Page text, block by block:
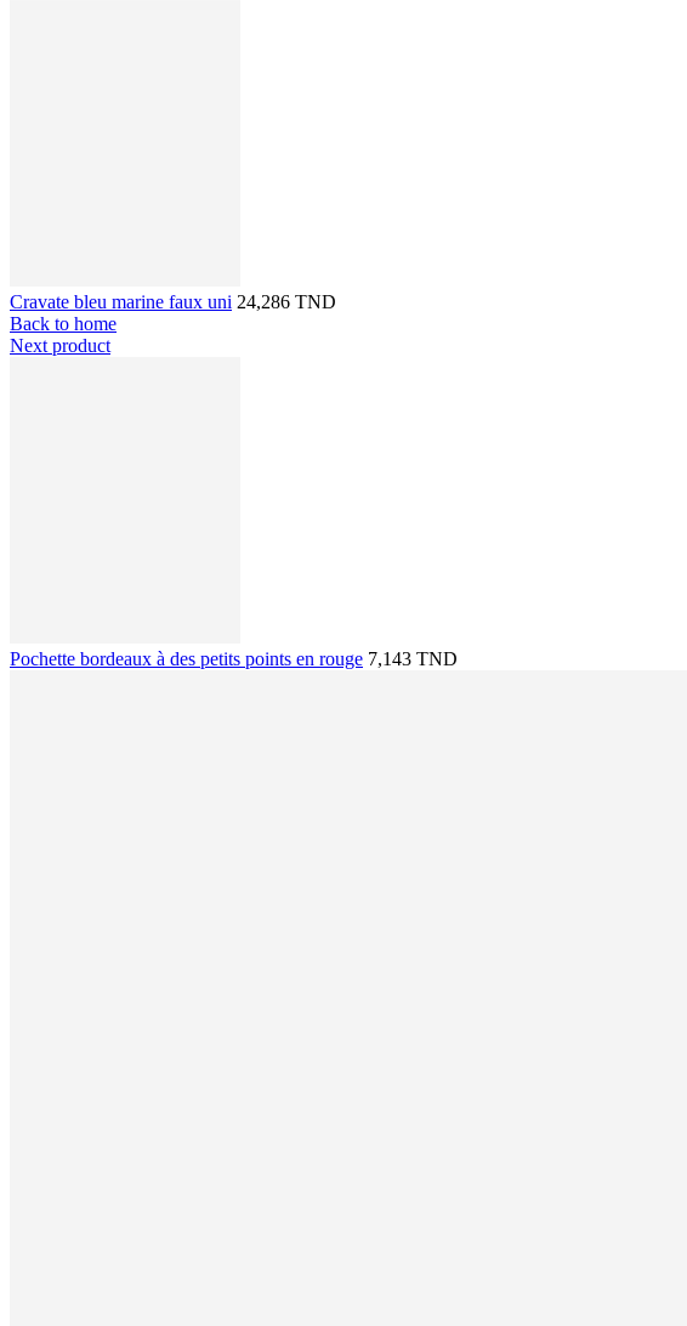
Cravate bleu marine faux uni 24,286 TND
Back to home
Next product
Pochette bordeaux à des petits points en rouge 7,143 TND